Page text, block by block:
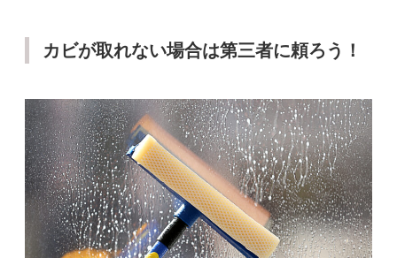
カビが取れない場合は第三者に頼ろう！